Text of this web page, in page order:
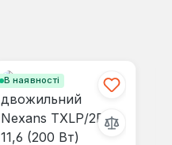
В наявності